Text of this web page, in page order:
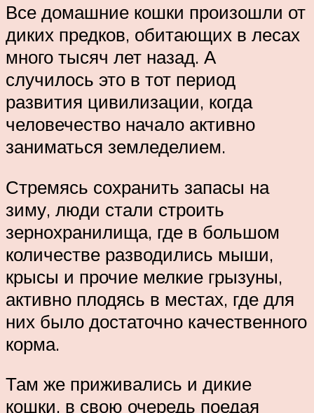
Все домашние кошки произошли от
диких предков, обитающих в лесах
много тысяч лет назад. А
случилось это в тот период
развития цивилизации, когда
человечество начало активно
заниматься земледелием.
Стремясь сохранить запасы на
зиму, люди стали строить
зернохранилища, где в большом
количестве разводились мыши,
крысы и прочие мелкие грызуны,
активно плодясь в местах, где для
них было достаточно качественного
корма.
Там же приживались и дикие
кошки, в свою очередь поедая